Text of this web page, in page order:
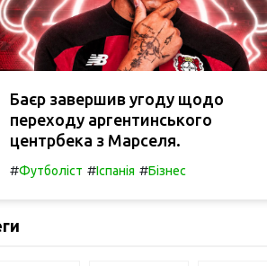
Баєр завершив угоду щодо
переходу аргентинського
центрбека з Марселя.
#Футболіст #Іспанія #Бізнес